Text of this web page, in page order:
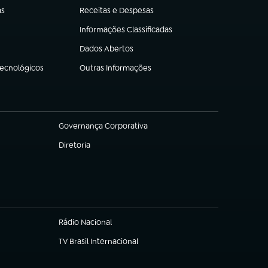
Receitas e Despesas
(abre em nova aba)
Informações Classificadas
(abre em nova aba)
Dados Abertos
(abre em nova aba)
Outras Informações
(abre em nova aba)
Governança Corporativa
(abre em nova aba)
Diretoria
(abre em nova aba)
Rádio Nacional
TV Brasil Internacional
(abre em nova aba)